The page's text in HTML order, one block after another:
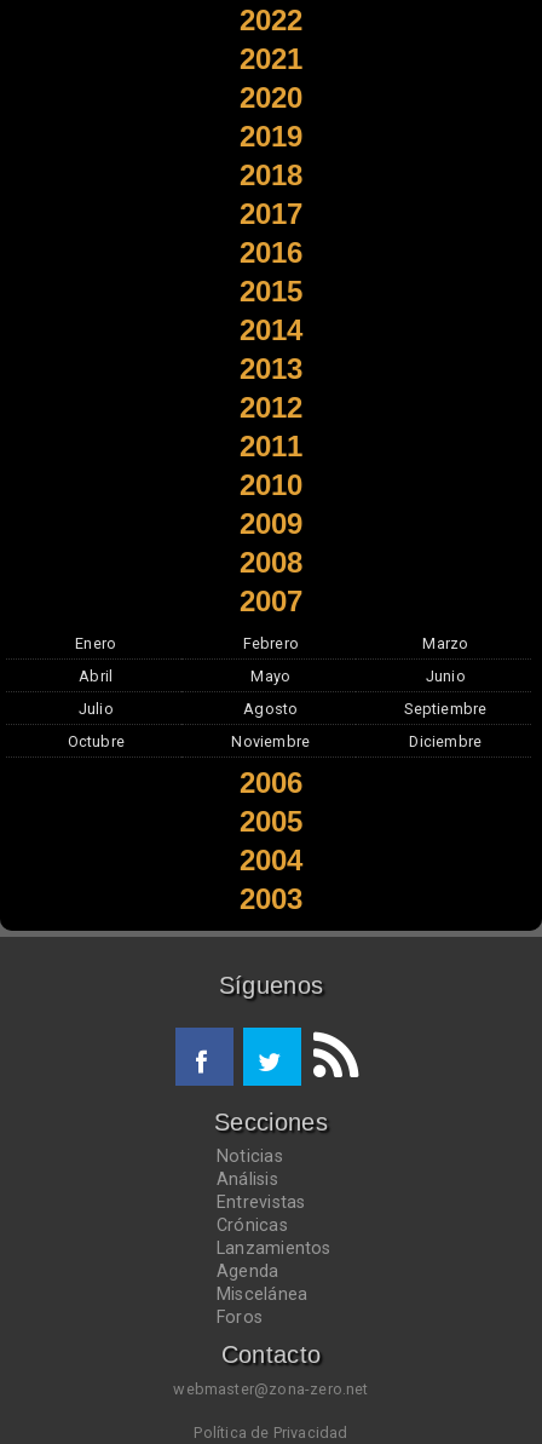
2022
2021
2020
2019
2018
2017
2016
2015
2014
2013
2012
2011
2010
2009
2008
2007
Enero Febrero
Marzo
Abril
Mayo
Junio
Julio
Agosto
Septiembre
Octubre
Noviembre Diciembre
2006
2005
2004
2003
Síguenos
Secciones
Noticias
Análisis
Entrevistas
Crónicas
Lanzamientos
Agenda
Miscelánea
Foros
Contacto
webmaster@zona-zero.net
Política de Privacidad